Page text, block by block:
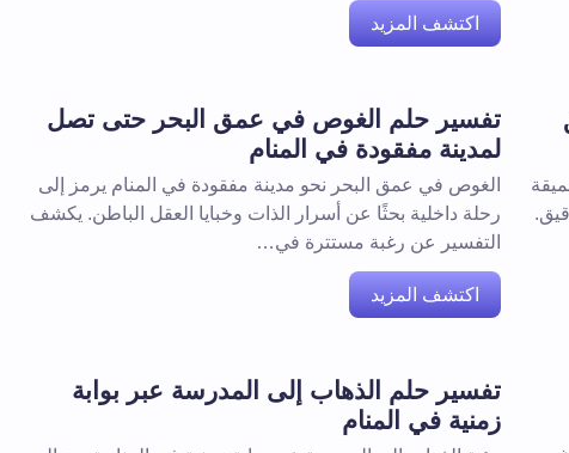
اكتشف المزيد
تفسير حلم الغوص في عمق البحر حتى تصل
لمدينة مفقودة في المنام
الغوص في عمق البحر نحو مدينة مفقودة في المنام يرمز إلى
رحلة داخلية بحثًا عن أسرار الذات وخبايا العقل الباطن. يكشف
التفسير عن رغبة مستترة في…
اكتشف المزيد
تفسير حلم الذهاب إلى المدرسة عبر بوابة
زمنية في المنام